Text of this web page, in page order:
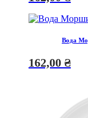
Вода
162,00 ₴